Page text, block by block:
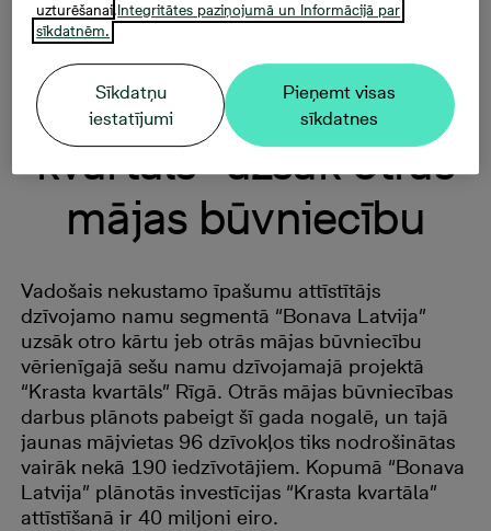
Vērienīgajā mājokļu
projektā “Krasta
kvartāls” uzsāk otrās
mājas būvniecību
Vadošais nekustamo īpašumu attīstītājs
dzīvojamo namu segmentā “Bonava Latvija”
uzsāk otro kārtu jeb otrās mājas būvniecību
vērienīgajā sešu namu dzīvojamajā projektā
“Krasta kvartāls” Rīgā. Otrās mājas būvniecības
darbus plānots pabeigt šī gada nogalē, un tajā
jaunas mājvietas 96 dzīvokļos tiks nodrošinātas
vairāk nekā 190 iedzīvotājiem. Kopumā “Bonava
Latvija” plānotās investīcijas “Krasta kvartāla”
attīstīšanā ir 40 miljoni eiro.
uzturēšanai.Integritātes paziņojumā un Informācijā par
sīkdatnēm.
Sīkdatņu
iestatījumi
Pieņemt visas
sīkdatnes